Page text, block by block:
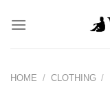
HOME / CLOTHING /